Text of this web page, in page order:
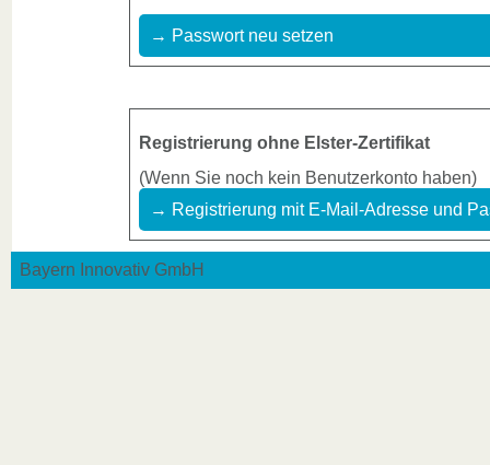
→ Passwort neu setzen
Registrierung ohne Elster-Zertifikat
(Wenn Sie noch kein Benutzerkonto haben)
→ Registrierung mit E-Mail-Adresse und
Bayern Innovativ GmbH